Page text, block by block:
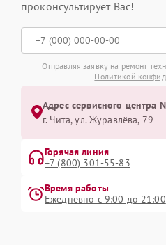
проконсультирует Вас!
Отправляя заявку на ремонт
Политикой
Адрес сервисного центра
г. Чита, ул. Журавлёва, 79
Горячая линия
+7 (800) 301-55-83
Время работы
Ежедневно с 9:00 до 21:00